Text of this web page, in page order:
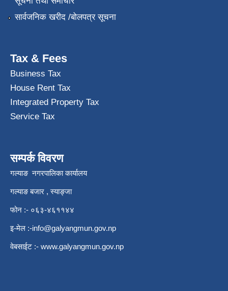
सार्वजनिक खरीद /बोलपत्र सूचना
Tax & Fees
Business Tax
House Rent Tax
Integrated Property Tax
Service Tax
सम्पर्क विवरण
गल्याङ नगरपालिका कार्यालय
गल्याङ बजार , स्याङ्जा
फोन :- ०६३-४६११४४
इ-मेल :-info@galyangmun.gov.np
वेबसाईट :- www.galyangmun.gov.np